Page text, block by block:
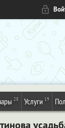
28 Услуги 19